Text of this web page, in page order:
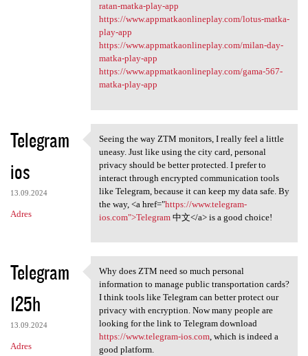
ratan-matka-play-app
https://www.appmatkaonlineplay.com/lotus-matka-
play-app
https://www.appmatkaonlineplay.com/milan-day-
matka-play-app
https://www.appmatkaonlineplay.com/gama-567-
matka-play-app
Telegram
ios
13.09.2024
Adres
Seeing the way ZTM monitors,
Seeing the way ZTM monitors, I really feel a little
uneasy. Just like using the city card, personal
privacy should be better protected. I prefer to
interact through encrypted communication tools
like Telegram, because it can keep my data safe. By
the way, <a href="https://www.telegram-
ios.com">Telegram中文</a> is a good choice!
Telegram
125h
13.09.2024
Adres
Why does ZTM need so much
Why does ZTM need so much personal
information to manage public transportation cards?
I think tools like Telegram can better protect our
privacy with encryption. Now many people are
looking for the link to Telegram download
https://www.telegram-ios.com, which is indeed a
good platform.